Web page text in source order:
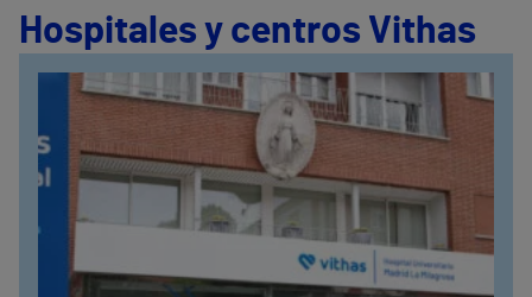
Hospitales y centros Vithas